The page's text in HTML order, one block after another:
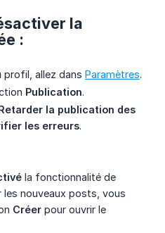
la
:
profil, allez dans Paramètres.
Publication.
la publication des
les erreurs.
la fonctionnalité de
les nouveaux posts, vous
Créer pour ouvrir le